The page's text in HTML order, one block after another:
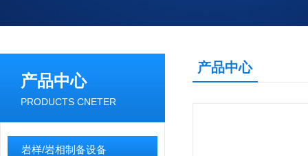
产品中心
PRODUCTS CNETER
岩样/岩相制备设备
产品中心